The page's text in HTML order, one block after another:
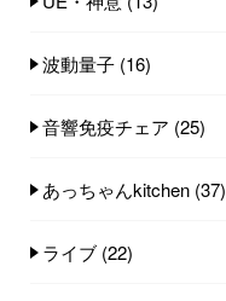
波動量子 (16)
音響免疫チェア (25)
あっちゃんkitchen (37)
ライブ (22)